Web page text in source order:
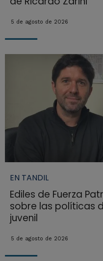
5 de agosto de 2026
EN TANDIL
Ediles de Fuerza
sobre las políticas
juvenil
5 de agosto de 2026